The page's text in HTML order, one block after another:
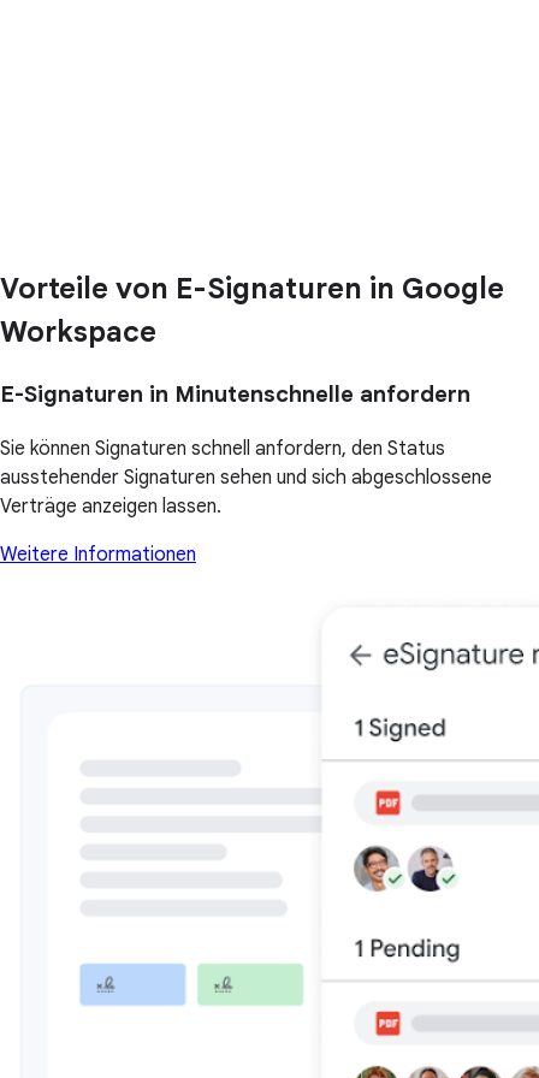
Vorteile von E-Signaturen in Google
Workspace
E-Signaturen in Minutenschnelle anfordern
Sie können Signaturen schnell anfordern, den Status
ausstehender Signaturen sehen und sich abgeschlossene
Verträge anzeigen lassen.
Weitere Informationen